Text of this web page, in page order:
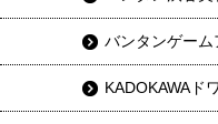
バンタンゲー
KADOKAWAド